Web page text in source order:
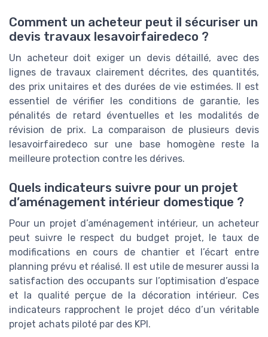
Comment un acheteur peut il sécuriser un
devis travaux lesavoirfairedeco ?
Un acheteur doit exiger un devis détaillé, avec des
lignes de travaux clairement décrites, des quantités,
des prix unitaires et des durées de vie estimées. Il est
essentiel de vérifier les conditions de garantie, les
pénalités de retard éventuelles et les modalités de
révision de prix. La comparaison de plusieurs devis
lesavoirfairedeco sur une base homogène reste la
meilleure protection contre les dérives.
Quels indicateurs suivre pour un projet
d’aménagement intérieur domestique ?
Pour un projet d’aménagement intérieur, un acheteur
peut suivre le respect du budget projet, le taux de
modifications en cours de chantier et l’écart entre
planning prévu et réalisé. Il est utile de mesurer aussi la
satisfaction des occupants sur l’optimisation d’espace
et la qualité perçue de la décoration intérieur. Ces
indicateurs rapprochent le projet déco d’un véritable
projet achats piloté par des KPI.